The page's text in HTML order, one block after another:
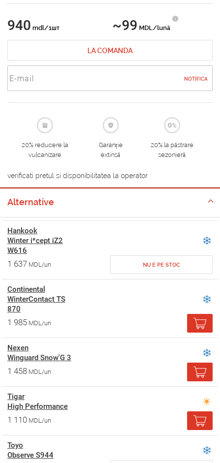
940 mdl/1шт ~99 MDL/lună
LA COMANDA
NOTIFICA
20% reducere la
vulcanizare
Garanție
extinsă
20% la păstrare
sezonieră
verificati pretul si disponibilitatea la operator
Alternative
Hankook
Winter i*cept iZ2
W616
1 637 MDL/un NU E PE STOC
Continental
WinterContact TS
870
1 985 MDL/un
Nexen
Winguard Snow'G 3
1 458 MDL/un
Tigar
High Performance
1 110 MDL/un
Toyo
Observe S944